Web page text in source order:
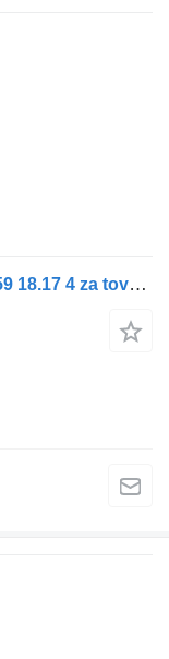
Daljinski upravljalnik za vzmetenje 159 18.17 4 za tovornjak IVECO Stralis (AD/AT)